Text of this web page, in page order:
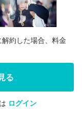
約した場合、料金
る
ログイン